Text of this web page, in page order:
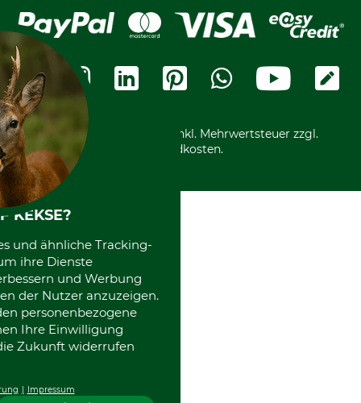
Cookie-Einstellungen
Bestellung widerrufen
Widerrufsbelehrung
Widerrufsformular
Kostenloser Rückversand
Nachhaltigkeit
Entsorgung und Umwelt
Datenschutz Print
Bankeinzug
Ratenkauf
Rechnung
Vorkasse
Leitbild
Karriere
Termine
Ladengeschäft
Motorgeräteshop
Über uns
Community
International
Kooperationen
Alle Preise in Euro und inkl. Mehrwertsteuer zzgl.
Versandkosten.
KEKSE?
und ähnliche Tracking-
ihre Dienste
und Werbung
der Nutzer anzuzeigen.
personenbezogene
Ihre Einwilligung
Zukunft widerrufen
Impressum